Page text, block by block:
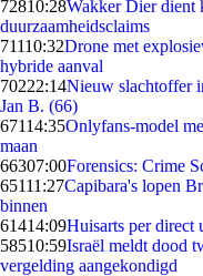
72810:28Wakker Dier dient
duurzaamheidsclaims
71110:32Drone met
hybride aanval
70222:14Nieuw slachtoffer
Jan B. (66)
67114:35Onlyfans-model
maan
66307:00Forensics: Crime
65111:27Capibara's lopen
binnen
61414:09Huisarts per direct
58510:59Israël meldt dood
vergelding aangekondigd